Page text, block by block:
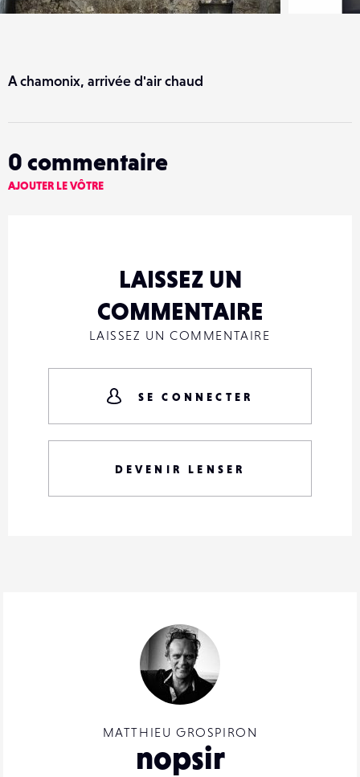
MATTHIEU GROSPIRON
nopsir
A chamonix, arrivée d'air chaud
0 commentaire
AJOUTER LE VÔTRE
LAISSEZ UN
COMMENTAIRE
LAISSEZ UN COMMENTAIRE
SE CONNECTER
DEVENIR LENSER